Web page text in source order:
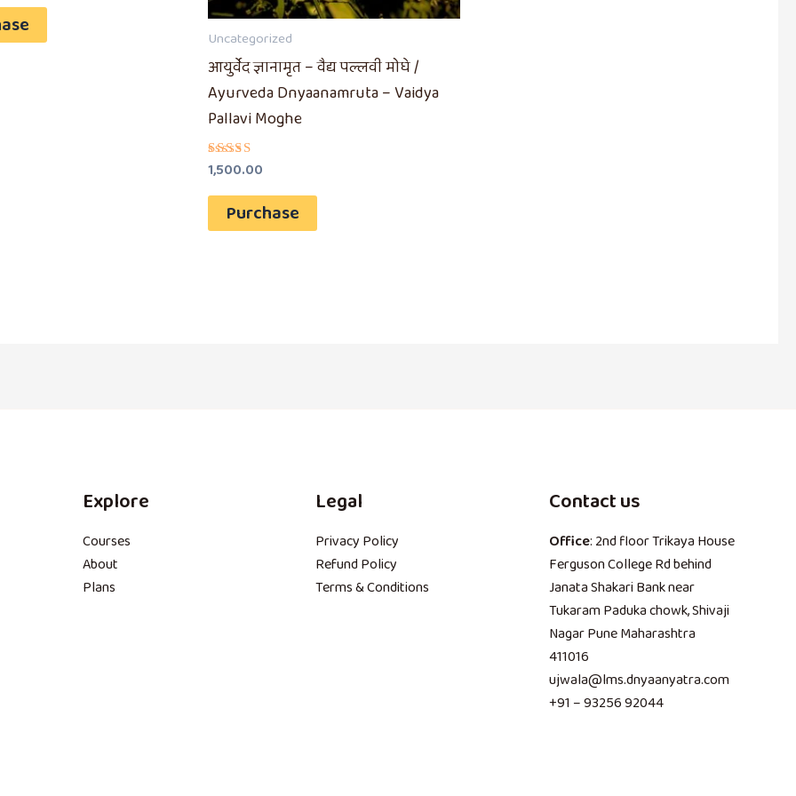
Uncategorized
आयुर्वेद ज्ञानामृत – वैद्य पल्लवी मोघे /
Ayurveda Dnyaanamruta – Vaidya
Pallavi Moghe
Rated
5.00
out of 5
1,500.00
Purchase
Explore
Courses
About
Plans
Legal
Privacy Policy
Refund Policy
Terms & Conditions
Contact us
Office: 2nd floor Trikaya House
Ferguson College Rd behind
Janata Shakari Bank near
Tukaram Paduka chowk, Shivaji
Nagar Pune Maharashtra
411016
ujwala@lms.dnyaanyatra.com
+91 – 93256 92044